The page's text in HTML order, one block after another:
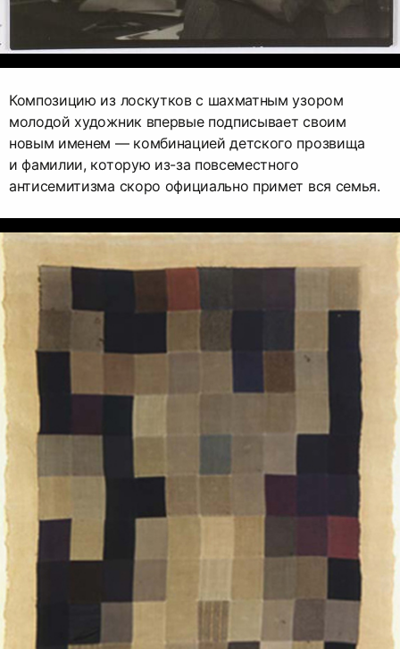
Композицию из лоскутков с шахматным узором
молодой художник впервые подписывает своим
новым именем — комбинацией детского прозвища
и фамилии, которую из-за повсеместного
антисемитизма скоро официально примет вся семья.